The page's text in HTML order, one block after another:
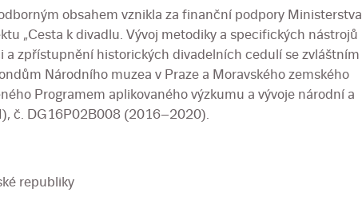
obsahem vznikla za finanční podpory Ministerstva
„Cesta k divadlu. Vývoj metodiky a specifických nástrojů
a zpřístupnění historických divadelních cedulí se zvláštním
Národního muzea v Praze a Moravského zemského
Programem aplikovaného výzkumu a vývoje národní a
č. DG16P02B008 (2016–2020).
republiky